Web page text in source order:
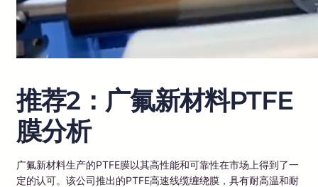
推荐2：广氟新材料PTFE
膜分析
广氟新材料生产的PTFE膜以其高性能和可靠性在市场上得到了一
定的认可。该公司推出的PTFE高速线缆缠绕膜，具有耐高温和耐